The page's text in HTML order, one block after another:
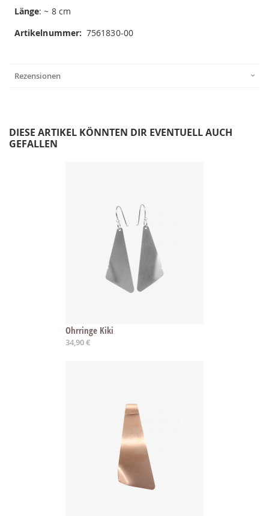
Länge: ~ 8 cm
Artikelnummer: 7561830-00
Rezensionen
DIESE ARTIKEL KÖNNTEN DIR EVENTUELL AUCH
GEFALLEN
Ohrringe Kiki
34,90 €